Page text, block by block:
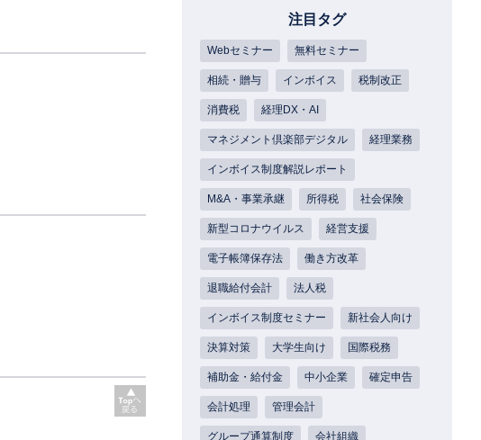
注目タグ
Webセミナー 無料セミナー
相続・贈与 インボイス 税制改正
消費税 経理DX・AI
マネジメント倶楽部デジタル 経理業務
インボイス制度解説レポート
M&A・事業承継 所得税 社会保険
新型コロナウイルス 経営支援
電子帳簿保存法 働き方改革
退職給付会計 法人税
インボイス制度セミナー 新社会人向け
決算対策 大学生向け 国際税務
補助金・給付金 中小企業 確定申告
会計処理 管理会計
グループ通算制度 会社組織